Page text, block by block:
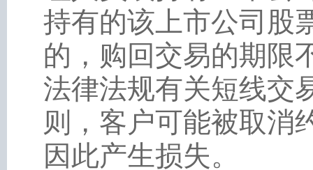
持有的该上市公司股
的，购回交易的期限
法律法规有关短线交
则，客户可能被取消
因此产生损失。